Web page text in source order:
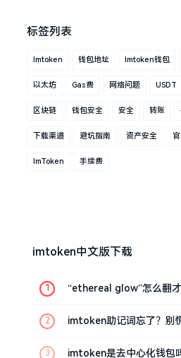
标签列表
Imtoken 钱包地址 Imtoken钱包
以太坊 Gas费 网络问题 USDT
区块链 钱包安全 安全 转账
下载渠道 避坑指南 资产安全
ImToken 手续费
imtoken中文版下载
“ethereal glow”怎么翻
imtoken助记词忘了？别
imtoken是去中心化钱包